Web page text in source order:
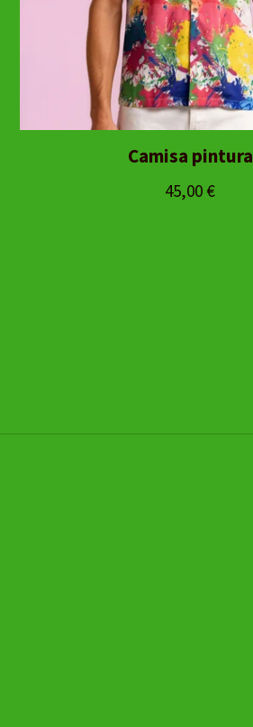
Camisa pintura
45,00 €